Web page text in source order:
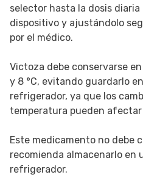
selector hasta la dosis
dispositivo y ajustándolo
por el médico.
Victoza debe conservarse
y 8 °C, evitando guardarlo
refrigerador, ya que los
temperatura pueden
Este medicamento no debe
recomienda almacenarlo en
refrigerador.